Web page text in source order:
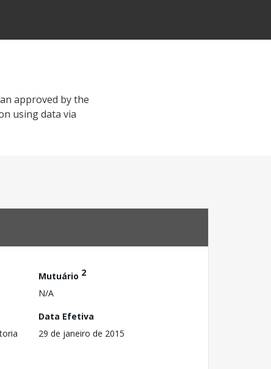
approved by the
using data via
Mutuário 2
N/A
Data Efetiva
29 de janeiro de 2015